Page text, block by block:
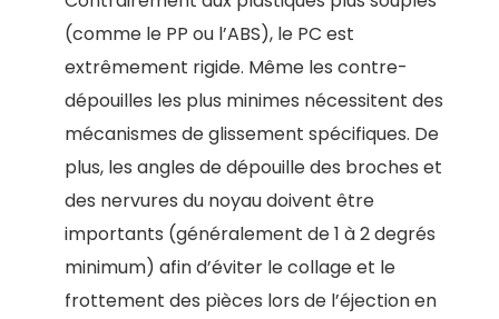
(comme le PP ou l’ABS), le PC est
extrêmement rigide. Même les contre-
dépouilles les plus minimes nécessitent des
mécanismes de glissement spécifiques. De
plus, les angles de dépouille des broches et
des nervures du noyau doivent être
importants (généralement de 1 à 2 degrés
minimum) afin d’éviter le collage et le
frottement des pièces lors de l’éjection en